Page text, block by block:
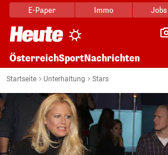
E-Paper Immo Jobs
ÖsterreichSportNachrichten
Startseite Unterhaltung Stars